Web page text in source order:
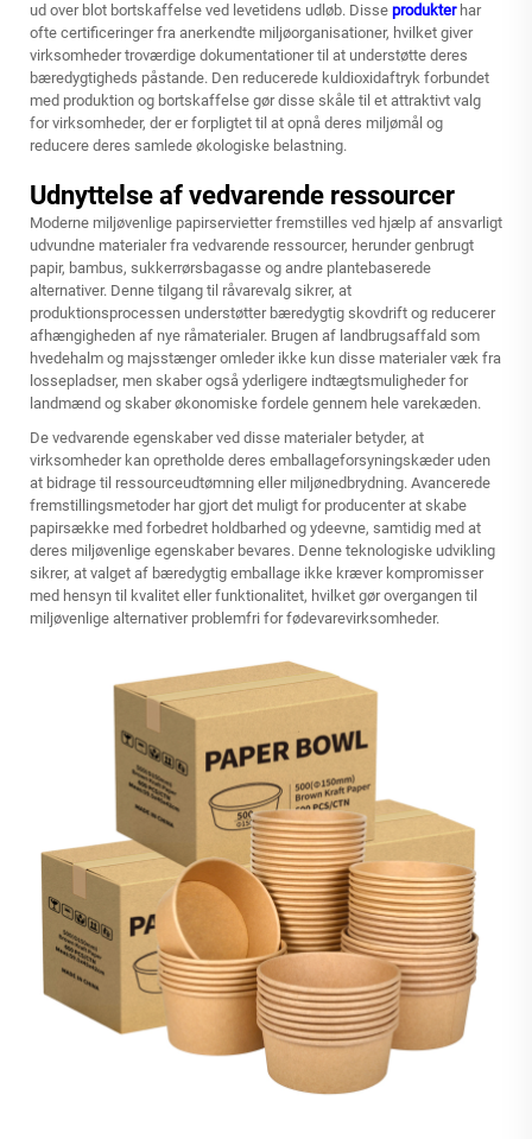
ud over blot bortskaffelse ved levetidens udløb. Disse produkter har
ofte certificeringer fra anerkendte miljøorganisationer, hvilket giver
virksomheder troværdige dokumentationer til at understøtte deres
bæredygtigheds påstande. Den reducerede kuldioxidaftryk forbundet
med produktion og bortskaffelse gør disse skåle til et attraktivt valg
for virksomheder, der er forpligtet til at opnå deres miljømål og
reducere deres samlede økologiske belastning.
Udnyttelse af vedvarende ressourcer
Moderne miljøvenlige papirservietter fremstilles ved hjælp af ansvarligt
udvundne materialer fra vedvarende ressourcer, herunder genbrugt
papir, bambus, sukkerrørsbagasse og andre plantebaserede
alternativer. Denne tilgang til råvarevalg sikrer, at
produktionsprocessen understøtter bæredygtig skovdrift og reducerer
afhængigheden af nye råmaterialer. Brugen af landbrugsaffald som
hvedehalm og majsstænger omleder ikke kun disse materialer væk fra
lossepladser, men skaber også yderligere indtægtsmuligheder for
landmænd og skaber økonomiske fordele gennem hele varekæden.
De vedvarende egenskaber ved disse materialer betyder, at
virksomheder kan opretholde deres emballageforsyningskæder uden
at bidrage til ressourceudtømning eller miljønedbrydning. Avancerede
fremstillingsmetoder har gjort det muligt for producenter at skabe
papirsække med forbedret holdbarhed og ydeevne, samtidig med at
deres miljøvenlige egenskaber bevares. Denne teknologiske udvikling
sikrer, at valget af bæredygtig emballage ikke kræver kompromisser
med hensyn til kvalitet eller funktionalitet, hvilket gør overgangen til
miljøvenlige alternativer problemfri for fødevarevirksomheder.